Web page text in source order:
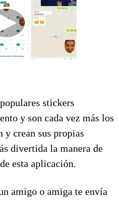
stickers
y son cada vez más los
y crean sus propias
divertida la manera de
esta aplicación.
amigo o amiga te envía